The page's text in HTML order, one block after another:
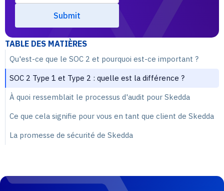
TABLE DES MATIÈRES
Qu'est-ce que le SOC 2 et pourquoi est-ce important ?
SOC 2 Type 1 et Type 2 : quelle est la différence ?
À quoi ressemblait le processus d'audit pour Skedda
Ce que cela signifie pour vous en tant que client de Skedda
La promesse de sécurité de Skedda